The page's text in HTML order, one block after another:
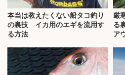
本当は教えたくない船タコ釣り
の裏技 イカ用のエギを流用す
る方法
厳
る
ア